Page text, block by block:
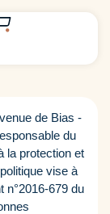
de Bias -
du
la protection et
vise à
n°2016-679 du